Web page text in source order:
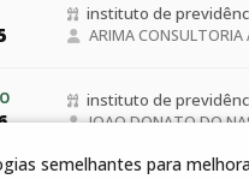
instituto de
ARIMA CONSULTORIA
instituto de
JOAO DONATO DO
semelhantes para